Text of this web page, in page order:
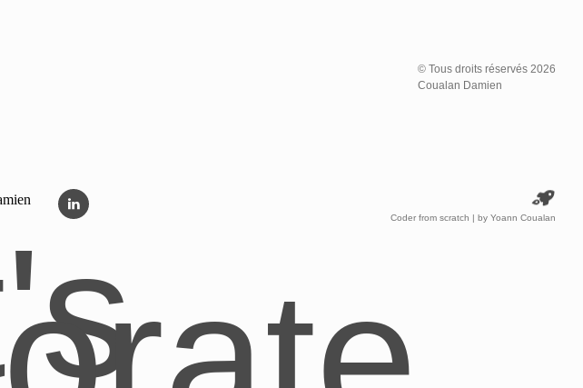
© Tous droits réservés 2026
Coualan Damien
Coder from scratch | by Yoann Coualan